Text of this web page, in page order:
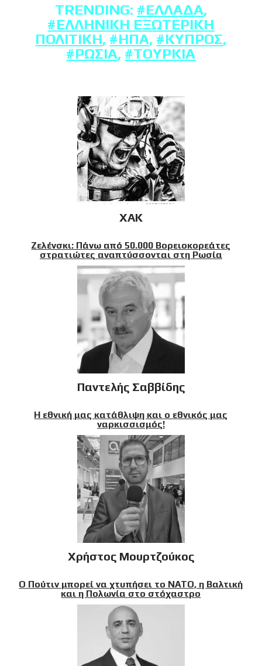
TRENDING: #ΕΛΛΆΔΑ,
#ΕΛΛΗΝΙΚΉ ΕΞΩΤΕΡΙΚΉ
ΠΟΛΙΤΙΚΉ, #ΗΠΑ, #ΚΎΠΡΟΣ,
#ΡΩΣΊΑ, #ΤΟΥΡΚΊΑ
XAK
Ζελένσκι: Πάνω από 50.000 Βορειοκορεάτες
στρατιώτες αναπτύσσονται στη Ρωσία
Παντελής Σαββίδης
Η εθνική μας κατάθλιψη και ο εθνικός μας
ναρκισσισμός!
Χρήστος Μουρτζούκος
Ο Πούτιν μπορεί να χτυπήσει το ΝΑΤΟ, η Βαλτική
και η Πολωνία στο στόχαστρο